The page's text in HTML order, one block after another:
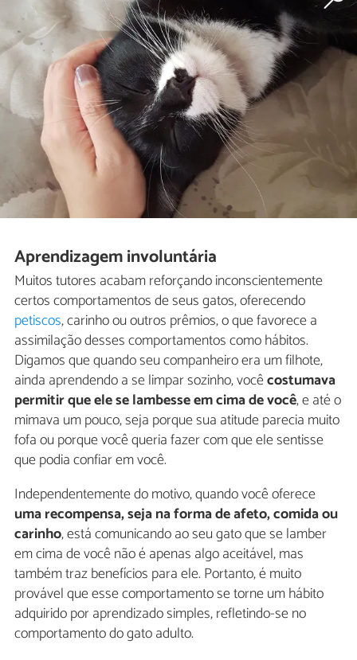
Aprendizagem involuntária
Muitos tutores acabam reforçando inconscientemente
certos comportamentos de seus gatos, oferecendo
petiscos, carinho ou outros prêmios, o que favorece a
assimilação desses comportamentos como hábitos.
Digamos que quando seu companheiro era um filhote,
ainda aprendendo a se limpar sozinho, vocêcostumava
permitir que ele se lambesse em cima de você, e até o
mimava um pouco, seja porque sua atitude parecia muito
fofa ou porque você queria fazer com que ele sentisse
que podia confiar em você.
Independentemente do motivo, quando você oferece
uma recompensa, seja na forma de afeto, comida ou
carinho, está comunicando ao seu gato que se lamber
em cima de você não é apenas algo aceitável, mas
também traz benefícios para ele. Portanto, é muito
provável que esse comportamento se torne um hábito
adquirido por aprendizado simples, refletindo-se no
comportamento do gato adulto.